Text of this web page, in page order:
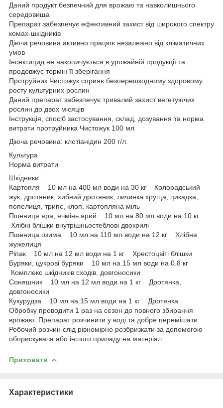
Даний продукт безпечний для врожаю та навколишнього
середовища
Препарат забезпечує ефективний захист від широкого спектру
комах-шкідників
Діюча речовина активно працює незалежно від кліматичних
умов
Інсектицид не накопичується в урожайній продукції та
продовжує термін її зберігання
Протруйник Чистожук сприяє безперешкодному здоровому
росту культурних рослин
Даний препарат забезпечує тривалий захист вегетуючих
рослин до двох місяців
Інструкція, спосіб застосування, склад, дозування та норма
витрати протруйника Чистожук 100 мл
Діюча речовина: клотіанідин 200 г/л.
Культура
Норма витрати
Шкідники
Картопля 10 мл на 400 мл води на 30 кг Колорадський
жук, дротяник, хибний дротяник, личинка хруща, цикадка,
попелиця, трипс, клоп, картопляна міль
Пшениця яра, ячмінь ярий 10 мл на 80 мл води на 10 кг
Хлібні блішки внутрішньостеблові двокрилі
Пшеница озима 10 мл на 110 мл води на 12 кг Хлібна
жужелиця
Ріпак 10 мл на 12 мл води на 1 кг Хрестоцвіті блішки
Буряки, цукрові буряки 10 мл на 15 мл води на 0.8 кг
Комплекс шкідників сходів, довгоносики
Соняшник 10 мл на 12 мл води на 1 кг Дротянка,
довгоносики
Кукурудза 10 мл на 15 мл води на 1 кг Дротянка
Обробку проводити 1 раз на сезон до повного збирання
врожаю. Препарат розчинити у воді та добре перемішати.
Робочий розчин слід рівномірно розбризкати за допомогою
обприскувача або іншого приладу на матеріал.
Приховати
Характеристики